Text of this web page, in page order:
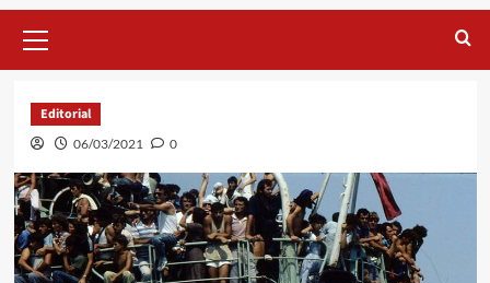
Menu
Editorial
06/03/2021 0